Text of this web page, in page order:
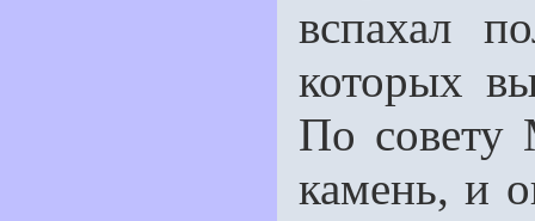
вспахал
которых
По совету
камень, и